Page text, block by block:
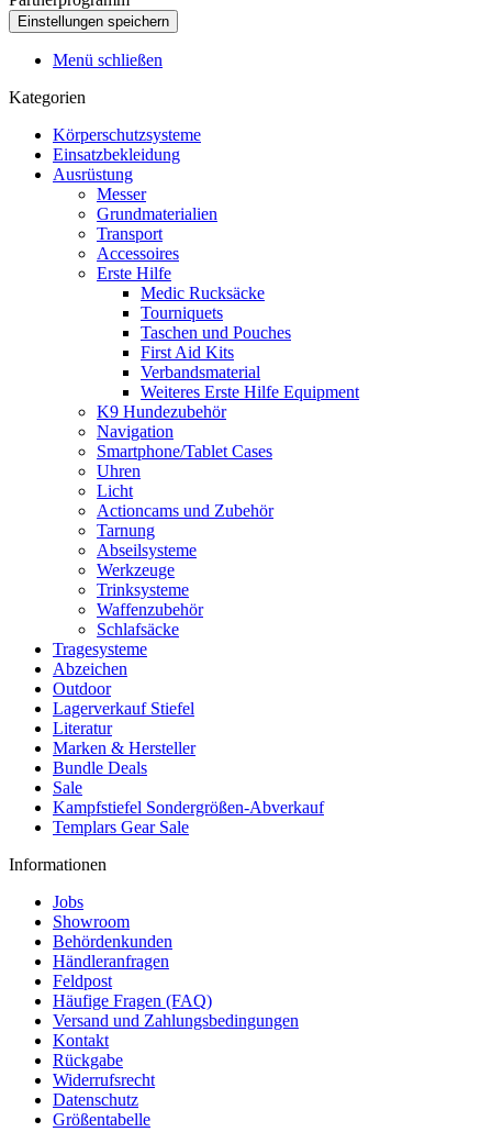
Menü schließen
Kategorien
Körperschutzsysteme
Einsatzbekleidung
Ausrüstung
Messer
Grundmaterialien
Transport
Accessoires
Erste Hilfe
Medic Rucksäcke
Tourniquets
Taschen und Pouches
First Aid Kits
Verbandsmaterial
Weiteres Erste Hilfe Equipment
K9 Hundezubehör
Navigation
Smartphone/Tablet Cases
Uhren
Licht
Actioncams und Zubehör
Tarnung
Abseilsysteme
Werkzeuge
Trinksysteme
Waffenzubehör
Schlafsäcke
Tragesysteme
Abzeichen
Outdoor
Lagerverkauf Stiefel
Literatur
Marken & Hersteller
Bundle Deals
Sale
Kampfstiefel Sondergrößen-Abverkauf
Templars Gear Sale
Informationen
Jobs
Showroom
Behördenkunden
Händleranfragen
Feldpost
Häufige Fragen (FAQ)
Versand und Zahlungsbedingungen
Kontakt
Rückgabe
Widerrufsrecht
Datenschutz
Größentabelle